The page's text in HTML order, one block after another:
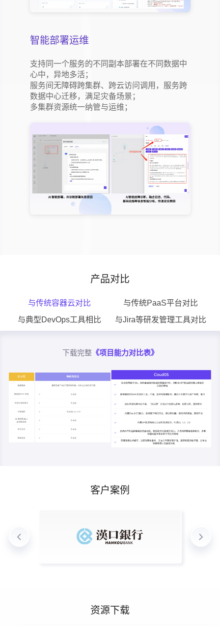
智能部署运维
支持同一个服务的不同副本部署在不同数据中
心中，异地多活；
服务间无障碍跨集群、跨云访问调用，服务跨
数据中心迁移，满足灾备场景；
多集群资源统一纳管与运维；
产品对比
与传统容器云对比
与传统PaaS平台对比
与典型DevOps工具相比
与Jira等研发管理工具对比
下载完整《项目能力对比表》
客户案例
资源下载